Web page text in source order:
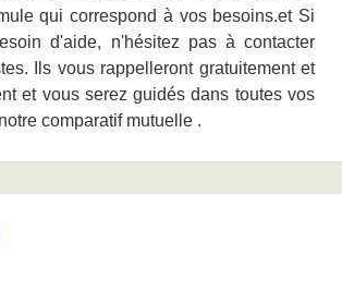
qui correspond à vos besoins.et Si
d'aide, n'hésitez pas à contacter
Ils vous rappelleront gratuitement et
et vous serez guidés dans toutes vos
comparatif mutuelle .